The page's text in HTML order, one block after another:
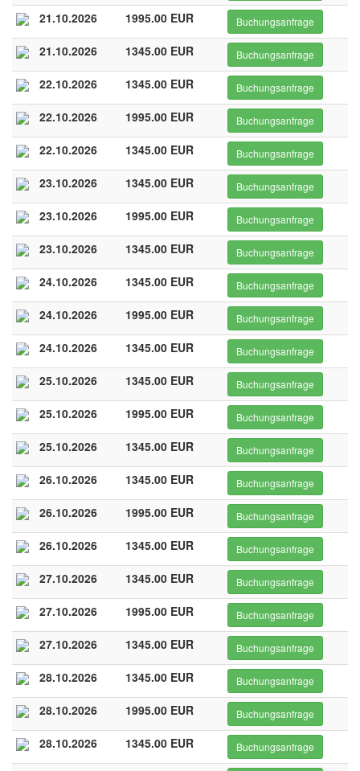
21.10.2026 1995.00 EUR Buchungsanfrage
21.10.2026 1345.00 EUR Buchungsanfrage
22.10.2026 1345.00 EUR Buchungsanfrage
22.10.2026 1995.00 EUR Buchungsanfrage
22.10.2026 1345.00 EUR Buchungsanfrage
23.10.2026 1345.00 EUR Buchungsanfrage
23.10.2026 1995.00 EUR Buchungsanfrage
23.10.2026 1345.00 EUR Buchungsanfrage
24.10.2026 1345.00 EUR Buchungsanfrage
24.10.2026 1995.00 EUR Buchungsanfrage
24.10.2026 1345.00 EUR Buchungsanfrage
25.10.2026 1345.00 EUR Buchungsanfrage
25.10.2026 1995.00 EUR Buchungsanfrage
25.10.2026 1345.00 EUR Buchungsanfrage
26.10.2026 1345.00 EUR Buchungsanfrage
26.10.2026 1995.00 EUR Buchungsanfrage
26.10.2026 1345.00 EUR Buchungsanfrage
27.10.2026 1345.00 EUR Buchungsanfrage
27.10.2026 1995.00 EUR Buchungsanfrage
27.10.2026 1345.00 EUR Buchungsanfrage
28.10.2026 1345.00 EUR Buchungsanfrage
28.10.2026 1995.00 EUR Buchungsanfrage
28.10.2026 1345.00 EUR Buchungsanfrage